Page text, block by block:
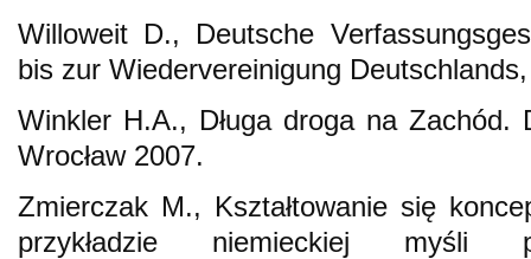
Willoweit D., Deutsche
bis zur Wiedervereinigung
Winkler H.A., Długa droga na Zachód.
Wrocław 2007.
Zmierczak M., Kształtowanie się
przykładzie niemieckiej myśli